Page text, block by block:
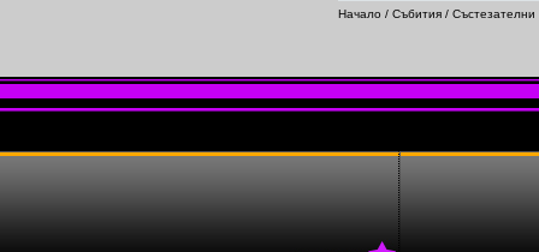
Начало / Събития / Състезателни